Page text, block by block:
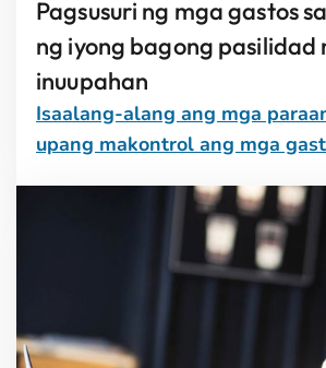
Pagsusuri ng mga gastos
ng iyong bagong pasilidad
inuupahan
Isaalang-alang ang mga
upang makontrol ang mga